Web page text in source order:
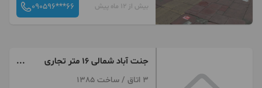
بیش از 12 ماه پیش 090596***66
جنت آباد شمالی ۱۶ متر تجاری
ارتفاع ۶ متر
3 اتاق / ساخت 1385